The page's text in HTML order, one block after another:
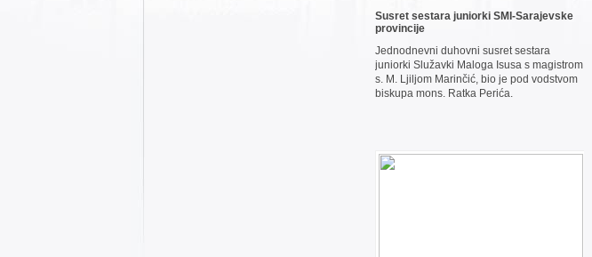
Susret sestara juniorki SMI-Sarajevske
provincije
Jednodnevni duhovni susret sestara
juniorki Služavki Maloga Isusa s magistrom
s. M. Ljiljom Marinčić, bio je pod vodstvom
biskupa mons. Ratka Perića.